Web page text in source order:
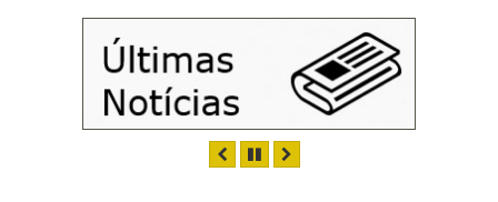
ANTERIOR
PAUSAR